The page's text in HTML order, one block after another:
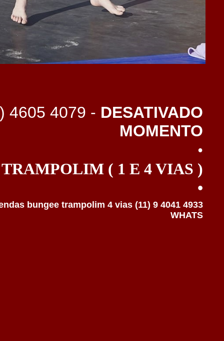
4605 4079 - DESATIVADO
MOMENTO
•
( 1 E 4 VIAS )
•